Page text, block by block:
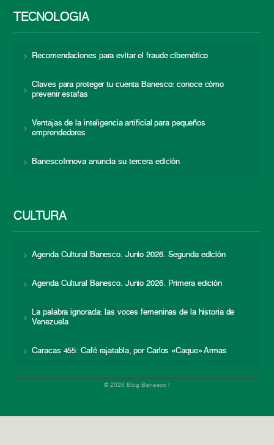
TECNOLOGÍA
Recomendaciones para evitar el fraude cibernético
Claves para proteger tu cuenta Banesco: conoce cómo
prevenir estafas
Ventajas de la inteligencia artificial para pequeños
emprendedores
BanescoInnova anuncia su tercera edición
CULTURA
Agenda Cultural Banesco. Junio 2026. Segunda edición
Agenda Cultural Banesco. Junio 2026. Primera edición
La palabra ignorada: las voces femeninas de la historia de
Venezuela
Caracas 455: Café rajatabla, por Carlos «Caque» Armas
© 2026 Blog Banesco |